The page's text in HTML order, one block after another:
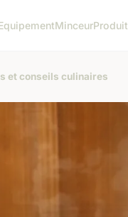
MinceurProduit
et conseils culinaires